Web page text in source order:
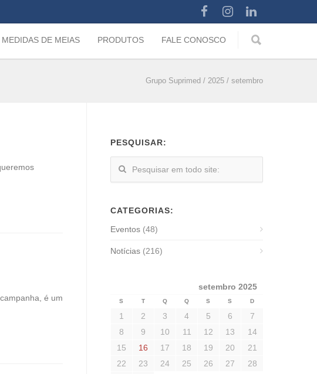
DE MEIAS PRODUTOS FALE CONOSCO
Grupo Suprimed / 2025 / setembro
é um
PESQUISAR:
CATEGORIAS:
Eventos (48)
Notícias (216)
setembro 2025
S T Q Q S S D
1 2 3 4 5 6
7
8
9 10 11 12 13
14
15
16 17 18 19 20
21
22
23 24 25 26 27
28